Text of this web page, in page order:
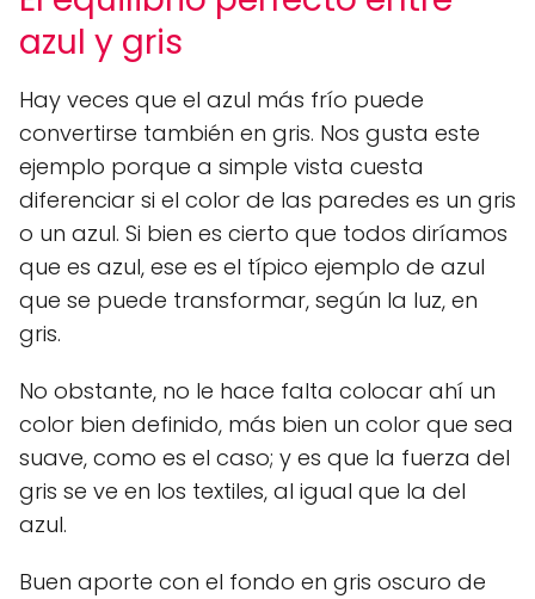
azul y gris
Hay veces que el azul más frío puede
convertirse también en gris. Nos gusta este
ejemplo porque a simple vista cuesta
diferenciar si el color de las paredes es un gris
o un azul. Si bien es cierto que todos diríamos
que es azul, ese es el típico ejemplo de azul
que se puede transformar, según la luz, en
gris.
No obstante, no le hace falta colocar ahí un
color bien definido, más bien un color que sea
suave, como es el caso; y es que la fuerza del
gris se ve en los textiles, al igual que la del
azul.
Buen aporte con el fondo en gris oscuro de